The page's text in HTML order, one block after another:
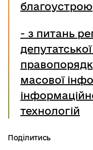
благоустрою
- з питань
масової
технологій
Поділитись